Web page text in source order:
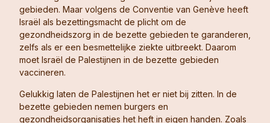
gebieden. Maar volgens de Conventie van Genève heeft
Israël als bezettingsmacht de plicht om de
gezondheidszorg in de bezette gebieden te garanderen,
zelfs als er een besmettelijke ziekte uitbreekt. Daarom
moet Israël de Palestijnen in de bezette gebieden
vaccineren.
Gelukkig laten de Palestijnen het er niet bij zitten. In de
bezette gebieden nemen burgers en
gezondheidsorganisaties het heft in eigen handen. Zoals